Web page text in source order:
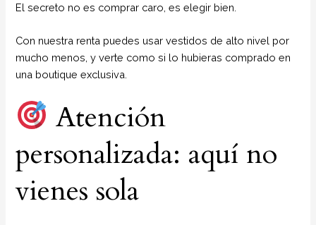
El secreto no es comprar caro, es elegir bien.
Con nuestra renta puedes usar vestidos de alto nivel por
mucho menos, y verte como si lo hubieras comprado en
una boutique exclusiva.
Atención
personalizada: aquí no
vienes sola